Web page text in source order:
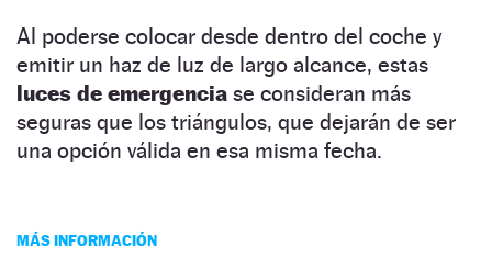
Al poderse colocar desde dentro del coche y
emitir un haz de luz de largo alcance, estas
luces de emergencia se consideran más
seguras que los triángulos, que dejarán de ser
una opción válida en esa misma fecha.
MÁS INFORMACIÓN